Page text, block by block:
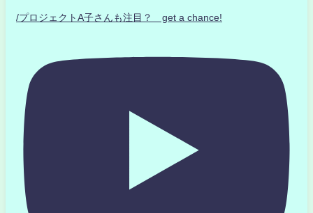
/プロジェクトA子さんも注目？ get a chance!